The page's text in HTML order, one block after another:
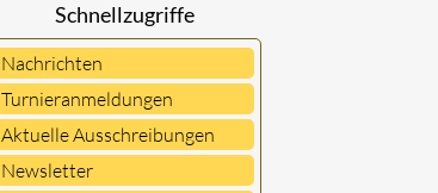
Schnellzugriffe
Nachrichten
Turnieranmeldungen
Aktuelle Ausschreibungen
Newsletter